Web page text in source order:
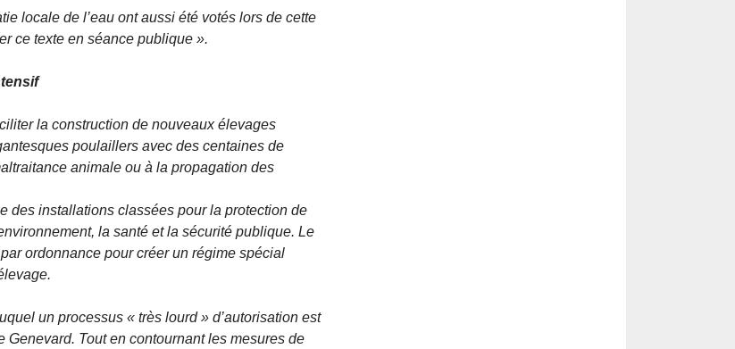
locale de l’eau ont aussi été votés lors de cette
ce texte en séance publique ».
la construction de nouveaux élevages
poulaillers avec des centaines de
animale ou à la propagation des
des installations classées pour la protection de
la santé et la sécurité publique. Le
ordonnance pour créer un régime spécial
un processus « très lourd » d’autorisation est
Tout en contournant les mesures de